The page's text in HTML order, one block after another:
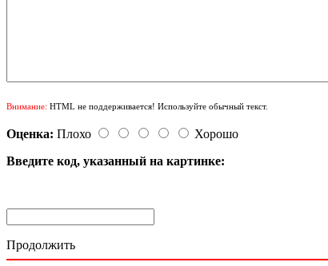
Внимание: HTML не поддерживается! Используйте обычный текст.
Оценка: Плохо
Хорошо
Введите код, указанный на картинке:
Продолжить